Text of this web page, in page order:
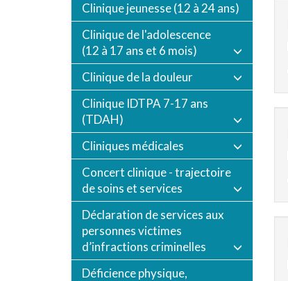
Clinique jeunesse (12 à 24 ans)
Clinique de l'adolescence
(12 à 17 ans et 6 mois)
Clinique de la douleur
Clinique IDTPA 7-17 ans
(TDAH)
Cliniques médicales
Concert clinique - trajectoire
de soins et services
Déclaration de services aux
personnes victimes
d’infractions criminelles
Déficience physique,